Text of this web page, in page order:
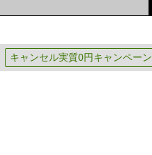
キャンセル実質0円キャンペーン